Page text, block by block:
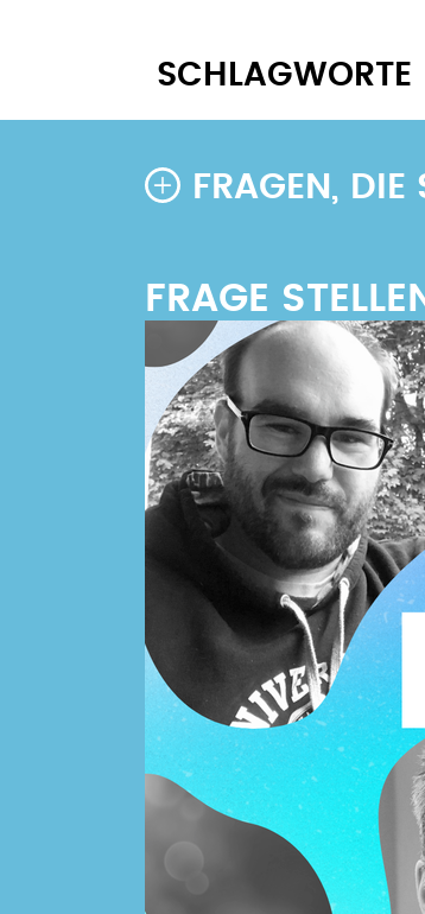
SCHLAGWORTE
FRAGEN, DIE